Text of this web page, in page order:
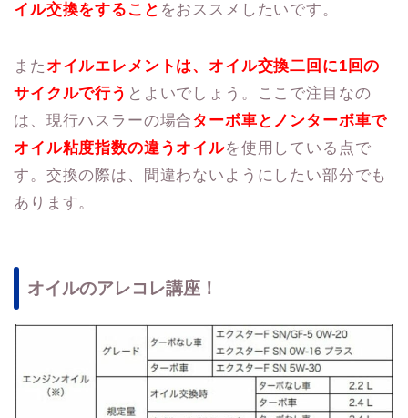
イル交換をすること をおススメしたいです。
また オイルエレメントは、オイル交換二回に1回の
サイクルで行う とよいでしょう。ここで注目なの
は、現行ハスラーの場合ターボ車とノンターボ車で
オイル粘度指数の違うオイルを使用している点で
す。交換の際は、間違わないようにしたい部分でも
あります。
オイルのアレコレ講座！